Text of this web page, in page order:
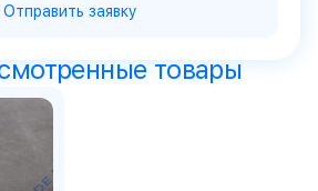
Отправить заявку
товары